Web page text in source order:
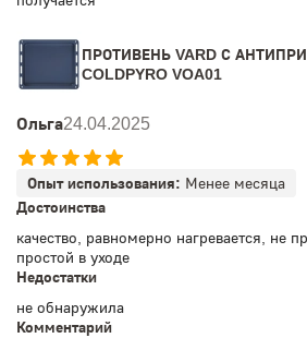
ПРОТИВЕНЬ VARD С
COLDPYRO VOA01
Ольга24.04.2025
Опыт использования: Менее месяца
Достоинства
качество, равномерно нагревается, не
простой в уходе
Недостатки
не обнаружила
Комментарий